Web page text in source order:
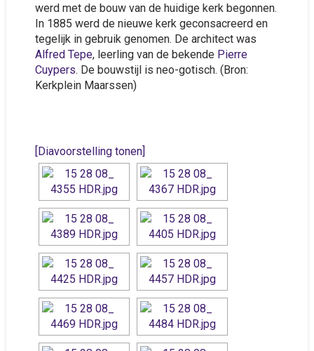
werd met de bouw van de huidige kerk begonnen.
In 1885 werd de nieuwe kerk geconsacreerd en
tegelijk in gebruik genomen. De architect was
Alfred Tepe, leerling van de bekende Pierre
Cuypers. De bouwstijl is neo-gotisch. (Bron:
Kerkplein Maarssen)
[Diavoorstelling tonen]